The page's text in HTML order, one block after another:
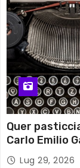
Quer
Carlo Emilio
Lug 29, 2026